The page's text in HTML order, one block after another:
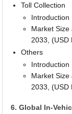
Toll Collection
Introduction
Market Size
2033, (USD
Others
Introduction
Market Size
2033, (USD
6. Global In-